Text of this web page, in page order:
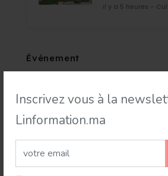
Inscrivez vous à la
Linformation.ma
il y a 5 heures -
Événement